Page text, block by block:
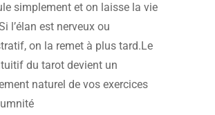
simplement et on laisse la vie
l’élan est nerveux ou
on la remet à plus tard.Le
du tarot devient un
naturel de vos exercices